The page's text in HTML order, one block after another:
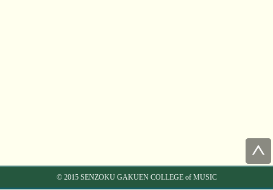
© 2015 SENZOKU GAKUEN COLLEGE of MUSIC